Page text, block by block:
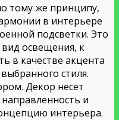
тому же принципу,
в интерьере
подсветки. Это
освещения, к
в качестве акцента
стиля.
Декор несет
и
интерьера.